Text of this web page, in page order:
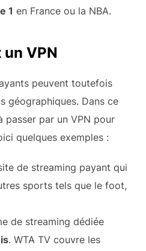
1 en France ou la NBA.
VPN
peuvent toutefois
géographiques. Dans ce
passer par un VPN pour
quelques exemples :
de streaming payant qui
sports tels que le foot,
de streaming dédiée
. WTA TV couvre les